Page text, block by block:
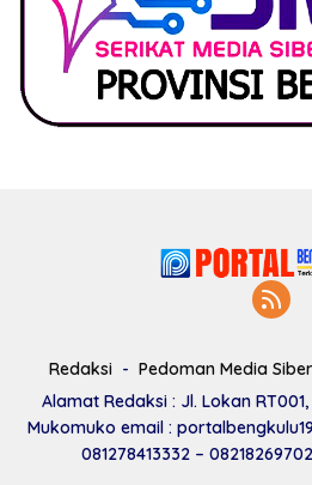
Redaksi Pedoman Media Siber
Alamat Redaksi : Jl. Lokan
Mukomuko email :
081278413332 –